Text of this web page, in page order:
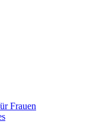
Frauen